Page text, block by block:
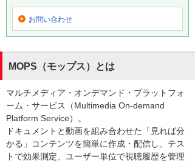
お問い合わせ
MOPS（モップス）とは
マルチメディア・オンデマンド・プラットフォ
ーム・サービス（Multimedia On-demand
Platform Service）。
ドキュメントと動画を組み合わせた「見れば分
かる」コンテンツを簡単に作成・配信し、テス
トで効果測定、ユーザー単位で視聴履歴を管理